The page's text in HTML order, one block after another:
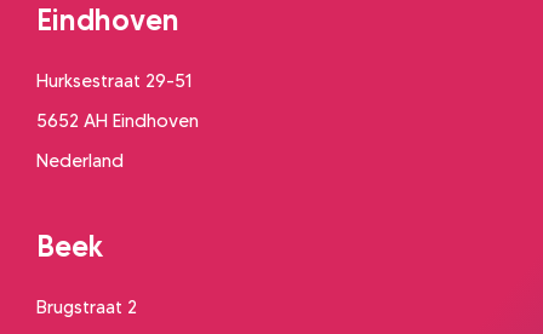
Eindhoven
Hurksestraat 29-51
5652 AH Eindhoven
Nederland
Beek
Brugstraat 2